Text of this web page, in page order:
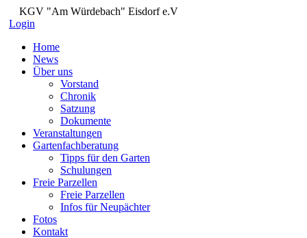
KGV "Am Würdebach" Eisdorf e.V
Login
Home
News
Über uns
Vorstand
Chronik
Satzung
Dokumente
Veranstaltungen
Gartenfachberatung
Tipps für den Garten
Schulungen
Freie Parzellen
Freie Parzellen
Infos für Neupächter
Fotos
Kontakt